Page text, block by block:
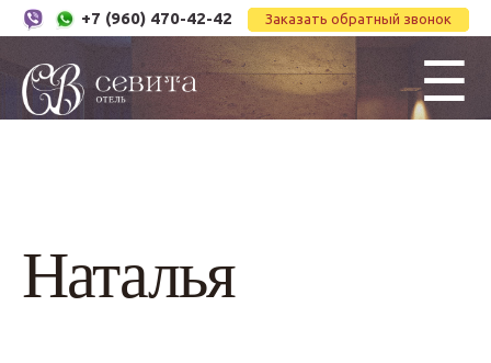
Заказать обратный звонок
+7 (960) 470-42-42
☰
Наталья